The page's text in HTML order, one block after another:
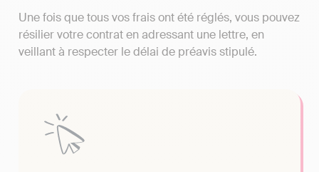
Une fois que tous vos frais ont été réglés, vous pouvez
résilier votre contrat en adressant une lettre, en
veillant à respecter le délai de préavis stipulé.